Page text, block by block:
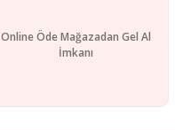
Online Öde Mağazadan Gel Al
İmkanı